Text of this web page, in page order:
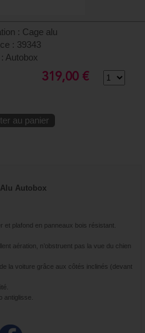
: Cage alu
: 39343
Autobox
319,00 €
au panier
Autobox
et plafond en panneaux bois résistant.
aération, n’obstruent pas la vue du chien
la voiture grâce aux côtés inclinés (devant
antiglisse.